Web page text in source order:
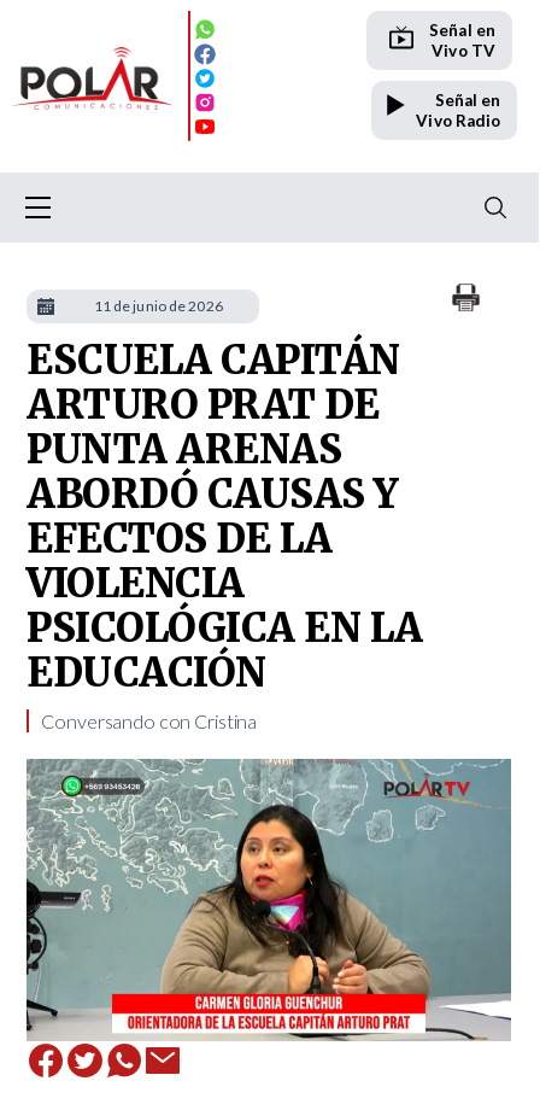
Señal en
Vivo TV
Señal en
Vivo Radio
ESCUELA CAPITÁN
ARTURO PRAT DE
PUNTA ARENAS
ABORDÓ CAUSAS Y
EFECTOS DE LA
VIOLENCIA
PSICOLÓGICA EN LA
EDUCACIÓN
Conversando con Cristina
11 de junio de 2026